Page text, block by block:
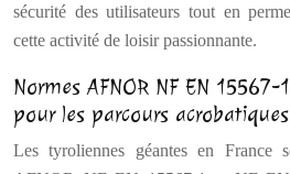
sécurité des utilisateurs tout en
cette activité de loisir passionnante.
Normes AFNOR NF EN
pour les parcours acrobatiques
Les tyroliennes géantes en France